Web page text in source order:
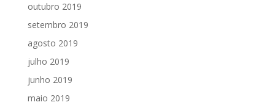
outubro 2019
setembro 2019
agosto 2019
julho 2019
junho 2019
maio 2019